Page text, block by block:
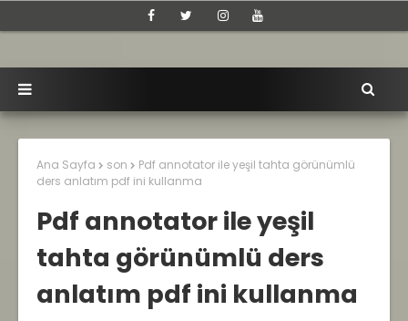
Ana Sayfa son
Pdf annotator ile yeşil tahta görünümlü
ders anlatım pdf ini kullanma
Pdf annotator ile yeşil
tahta görünümlü ders
anlatım pdf ini kullanma